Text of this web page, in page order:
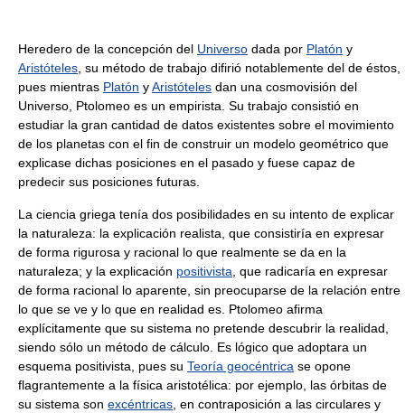
Heredero de la concepción del Universo dada por Platón y
Aristóteles, su método de trabajo difirió notablemente del de éstos,
pues mientras Platón yAristóteles dan una cosmovisión del
Universo, Ptolomeo es un empirista. Su trabajo consistió en
estudiar la gran cantidad de datos existentes sobre el movimiento
de los planetas con el fin de construir un modelo geométrico que
explicase dichas posiciones en el pasado y fuese capaz de
predecir sus posiciones futuras.
La ciencia griega tenía dos posibilidades en su intento de explicar
la naturaleza: la explicación realista, que consistiría en expresar
de forma rigurosa y racional lo que realmente se da en la
naturaleza; y la explicación positivista, que radicaría en expresar
de forma racional lo aparente, sin preocuparse de la relación entre
lo que se ve y lo que en realidad es. Ptolomeo afirma
explícitamente que su sistema no pretende descubrir la realidad,
siendo sólo un método de cálculo. Es lógico que adoptara un
esquema positivista, pues su Teoría geocéntrica se opone
flagrantemente a la física aristotélica: por ejemplo, las órbitas de
su sistema son excéntricas, en contraposición a las circulares y